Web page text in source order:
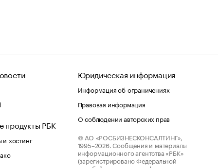
продукты РБК
хостинг
Юридическая информация
Информация об ограничениях
Правовая информация
О соблюдении авторских прав
© АО «РОСБИЗНЕСКОНСАЛТИНГ»,
1995–2026. Сообщения и материалы
информационного агентства «РБК»
(зарегистрировано Федеральной